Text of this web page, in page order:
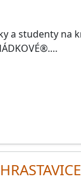
a studenty na